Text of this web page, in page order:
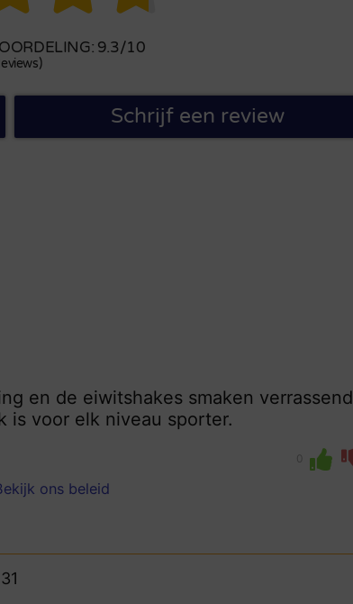
9.3/10
Schrijf een review
en de eiwitshakes smaken verrassend
is voor elk niveau sporter.
0
ons beleid